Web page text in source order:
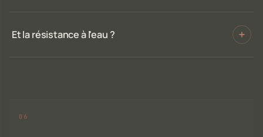
Et la résistance à l'eau ?